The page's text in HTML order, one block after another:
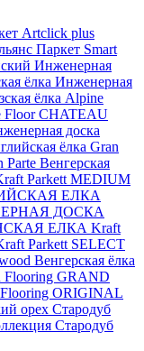
Artclick plus
Паркет Smart
Инженерная
ёлка Инженерная
ёлка Alpine
Floor CHATEAU
доска
ёлка Gran
Parte Венгерская
Parkett MEDIUM
ЕЛКА
ДОСКА
ЕЛКА Kraft
Parkett SELECT
Венгерская ёлка
Flooring GRAND
Flooring ORIGINAL
орех Стародуб
Стародуб